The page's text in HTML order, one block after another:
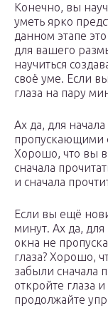
Конечно, вы
уметь ярко
данном этапе
для вашего
научиться
своё уме. Если
глаза на пару
Ах да, для
пропускающими
Хорошо, что вы
сначала
и сначала
Если вы ещё
минут. Ах да,
окна не
глаза? Хорошо,
забыли сначала
откройте глаза
продолжайте